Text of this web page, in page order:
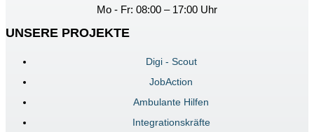
Mo - Fr: 08:00 – 17:00 Uhr
UNSERE PROJEKTE
Digi - Scout
JobAction
Ambulante Hilfen
Integrationskräfte